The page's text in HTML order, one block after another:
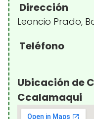
Dirección
Leoncio Prado,
Teléfono
Ubicación de
Ccalamaqui